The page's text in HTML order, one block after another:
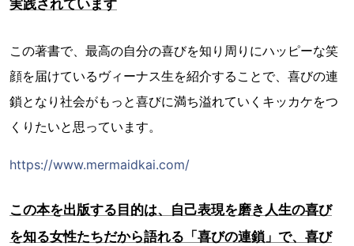
実践されています
この著書で、最高の自分の喜びを知り周りにハッピーな笑
顔を届けているヴィーナス生を紹介することで、喜びの連
鎖となり社会がもっと喜びに満ち溢れていくキッカケをつ
くりたいと思っています。
https://www.mermaidkai.com/
この本を出版する目的は、自己表現を磨き人生の喜び
を知る女性たちだから語れる「喜びの連鎖」で、喜び